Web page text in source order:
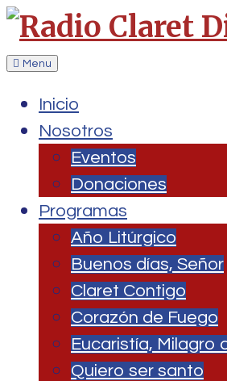
Menu
Inicio
Nosotros
Eventos
Donaciones
Programas
Año Litúrgico
Buenos días, Señor
Claret Contigo
Corazón de Fuego
Eucaristía, Milagro
Quiero ser santo